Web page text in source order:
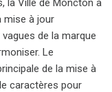
mise à jour
de la marque
Le
de la mise à
caractères pour